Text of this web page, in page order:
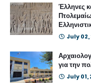
Έλληνες
July 02,
για την
July 01,